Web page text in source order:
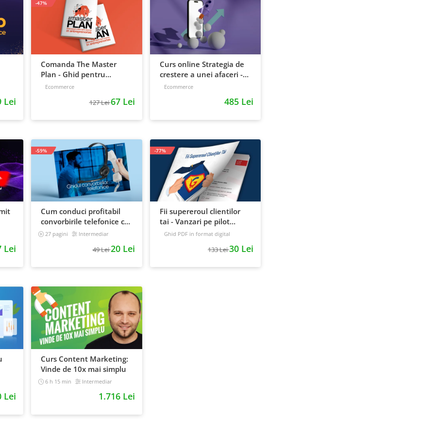
Lei
Comanda The Master
Plan - Ghid pentru
antreprenori, 138 pagini
Ecommerce
127 Lei67 Lei
-47%
Curs online Strategia de
crestere a unei afaceri -
de la idee, la retentie si
Ecommerce
485 Lei
Lei
Cum conduci profitabil
convorbirile telefonice cu
clientii
27 pagini Intermediar
49 Lei20 Lei
-59%
Fii supereroul clientilor
tai - Vanzari pe pilot
automat
Ghid PDF in format digital
133 Lei30 Lei
-77%
Lei
Curs Content Marketing:
Vinde de 10x mai simplu
6 h 15 min Intermediar
1.716 Lei